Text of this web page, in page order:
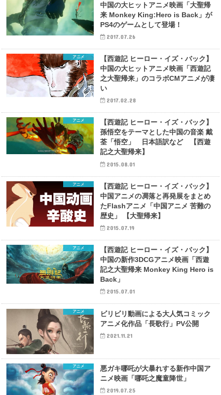
中国の大ヒットアニメ映画「大聖帰
来 Monkey King:Hero is Back」が
PS4のゲームとして登場！
2017.07.26
アニメ
【西遊記 ヒーロー・イズ・バック】
中国の大ヒットアニメ映画「西遊記
之大聖帰来」のコラボCMアニメが凄
い
2017.02.28
アニメ
【西遊記 ヒーロー・イズ・バック】
孫悟空をテーマとした中国の音楽 戴
荃「悟空」 日本語訳など 【西遊
記之大聖帰来】
2015.08.01
アニメ
【西遊記 ヒーロー・イズ・バック】
中国アニメの凋落と再発展をまとめ
たFlashアニメ「中国アニメ 苦難の
歴史」 【大聖帰来】
2015.07.19
アニメ
【西遊記 ヒーロー・イズ・バック】
中国の新作3DCGアニメ映画「西遊
記之大聖帰来 Monkey King Hero is
Back」
2015.07.01
アニメ
ビリビリ動画による大人気コミック
アニメ化作品「長歌行」PV公開
2021.11.21
アニメ
悪ガキ哪吒が大暴れする新作中国ア
ニメ映画「哪吒之魔童降世」
2019.07.25